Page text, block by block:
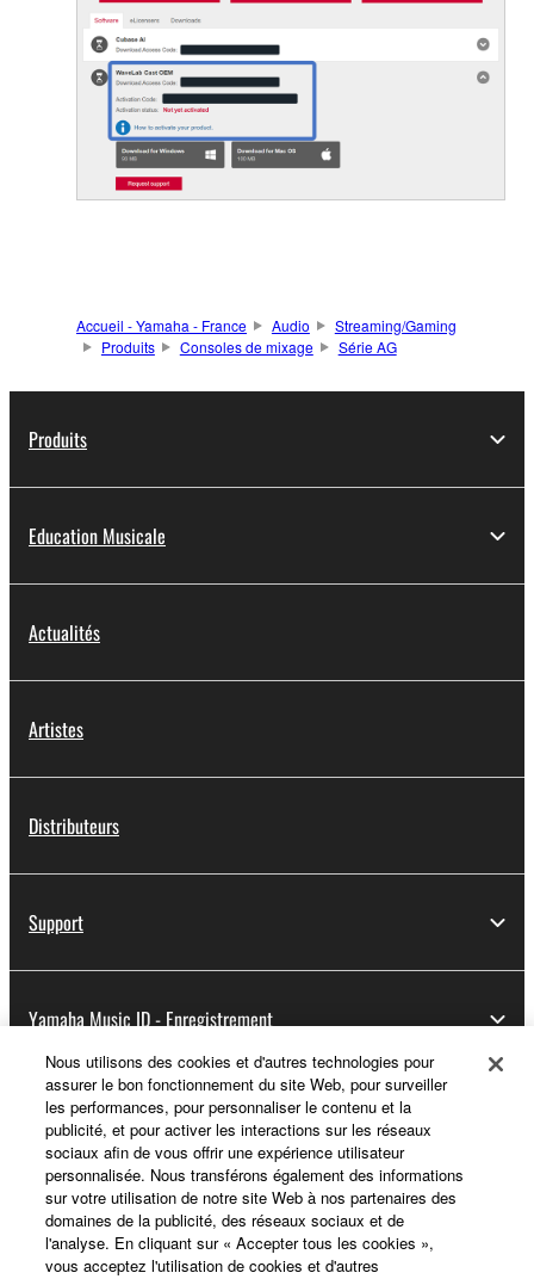
Accueil - Yamaha - France Audio
Streaming/Gaming
Produits
Consoles de mixage Série AG
Produits
Education Musicale
Actualités
Artistes
Distributeurs
Support
Yamaha Music ID - Enregistrement
A propos de Yamaha
France - French
Professionnel
Nous utilisons des cookies et d'autres technologies pour
assurer le bon fonctionnement du site Web, pour surveiller
les performances, pour personnaliser le contenu et la
publicité, et pour activer les interactions sur les réseaux
sociaux afin de vous offrir une expérience utilisateur
personnalisée. Nous transférons également des informations
sur votre utilisation de notre site Web à nos partenaires des
domaines de la publicité, des réseaux sociaux et de
l'analyse. En cliquant sur « Accepter tous les cookies »,
vous acceptez l'utilisation de cookies et d'autres